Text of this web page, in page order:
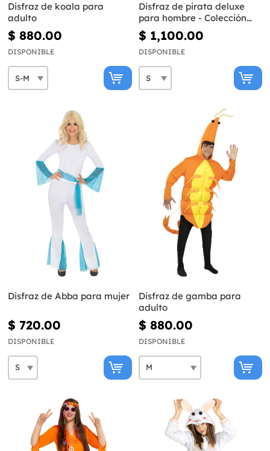
Disfraz de koala para
adulto
$ 880.00
DISPONIBLE
Disfraz de pirata deluxe
para hombre - Colección
colonial
$ 1,100.00
DISPONIBLE
Disfraz de Abba para mujer
$ 720.00
DISPONIBLE
Disfraz de gamba para
adulto
$ 880.00
DISPONIBLE